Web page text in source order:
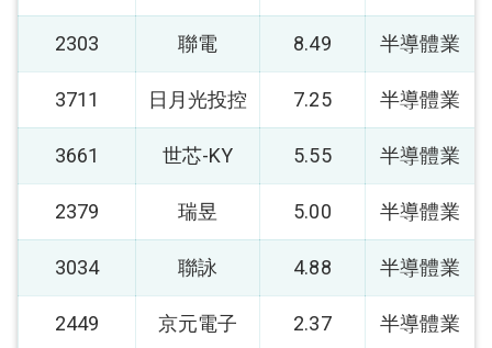
2303 聯電 8.49 半導體業
3711 日月光投控 7.25 半導體業
3661 世芯-KY 5.55 半導體業
2379 瑞昱 5.00 半導體業
3034 聯詠 4.88 半導體業
2449 京元電子 2.37 半導體業